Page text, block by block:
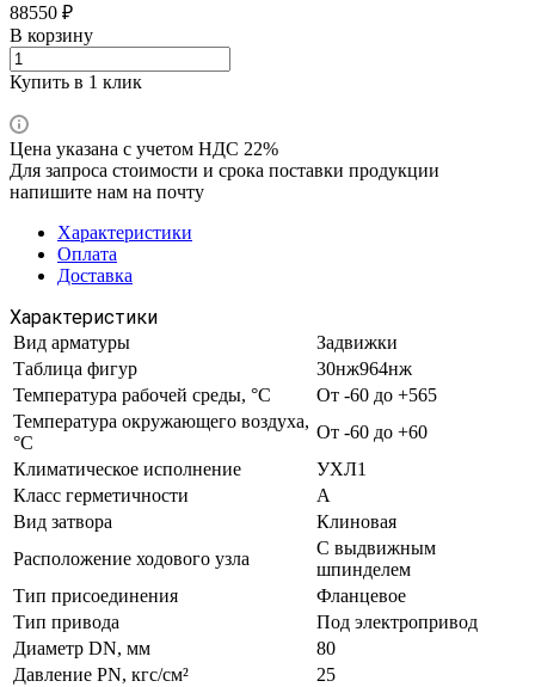
88550 ₽
В корзину
Купить в 1 клик
Цена указана с учетом НДС 22%
Для запроса стоимости и срока поставки продукции
напишите нам на почту
Характеристики
Оплата
Доставка
Характеристики
Вид арматуры
Задвижки
Таблица фигур
30нж964нж
Температура рабочей среды, °С
От -60 до +565
Температура окружающего воздуха,
°С
От -60 до +60
Климатическое исполнение
УХЛ1
Класс герметичности
А
Вид затвора
Клиновая
Расположение ходового узла
С выдвижным
шпинделем
Тип присоединения
Фланцевое
Тип привода
Под электропривод
Диаметр DN, мм
80
Давление PN, кгс/см²
25